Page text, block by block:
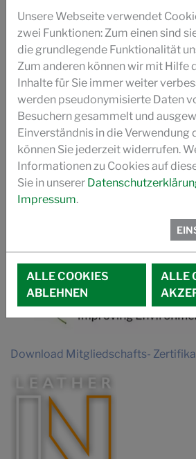
ZUCKERBASIERTE GERBUNG
GERUCHS- OPTIMIERUNG
GERBEN MIT ZUCKER (PRO LEDER)
SUCCUIR GESCHICHTE
VIDEO
IMAGEFILM SUCCUIR
Download Mitgliedschafts-
Unsere Webseite verwendet
zwei Funktionen: Zum einen sind
die grundlegende Funktionalität
Zum anderen können wir mit Hilfe
Inhalte für Sie immer weiter
werden pseudonymisierte Daten
Besuchern gesammelt und
Einverständnis in die Verwendung
können Sie jederzeit widerrufen.
Informationen zu Cookies auf
Sie in unserer
Impressum.
ALLE COOKIES
ABLEHNEN
ALLE